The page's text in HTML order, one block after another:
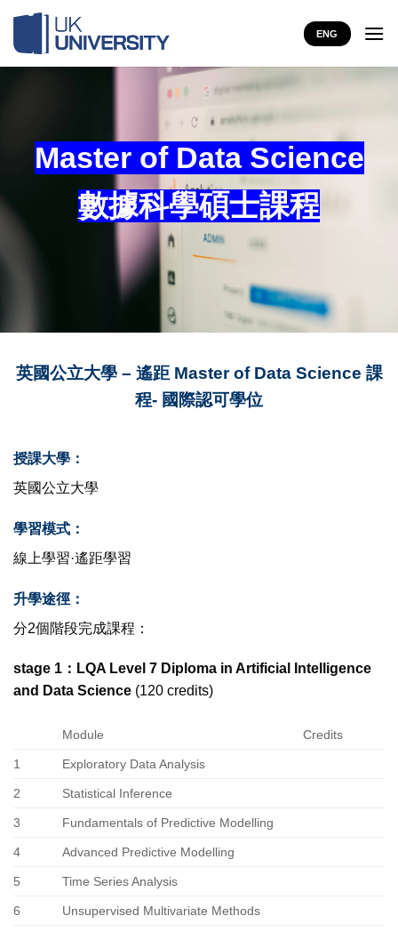
content
ENG
Master of Data Science
數據科學碩士課程
英國公立大學 – 遙距 Master of Data Science 課
程- 國際認可學位
授課大學：
英國公立大學
學習模式：
線上學習·遙距學習
升學途徑：
分2個階段完成課程：
stage 1：LQA Level 7 Diploma in Artificial Intelligence
and Data Science (120 credits)
Module Credits
1 Exploratory Data Analysis
2 Statistical Inference
3 Fundamentals of Predictive Modelling
4 Advanced Predictive Modelling
5 Time Series Analysis
6 Unsupervised Multivariate Methods